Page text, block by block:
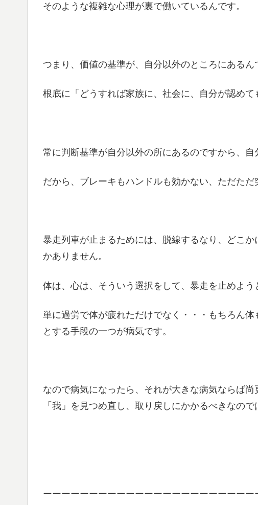
そのような複雑な心理が裏で働いているんです。
つまり、価値の基準が、自分以外のところにあるん
根底に「どうすれば家族に、社会に、自分が認めて
常に判断基準が自分以外の所にあるのですから、自
だから、ブレーキもハンドルも効かない、ただただ
暴走列車が止まるためには、脱線するなり、どこ
かありません。
体は、心は、そういう選択をして、暴走を止めよう
単に過労で体が疲れただけでなく・・・もちろん
とする手段の一つが病気です。
なので病気になったら、それが大きな病気ならば
「我」を見つめ直し、取り戻しにかかるべきなので
ーーーーーーーーーーーーーーーーーーーーーーー